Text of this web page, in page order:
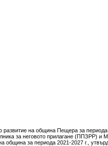
на община Пещера за периода
за неговото прилагане (ППЗРР) и
община за периода 2021-2027 г.,